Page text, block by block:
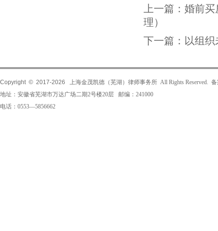
上一篇： 婚前买
理）
下一篇： 以组
Copyright © 2017-2026
上海金茂凯德（芜湖）律师事务所 All Rights Reserved.
地址：安徽省芜湖市万达广场二期2号楼20层 邮编：241000
电话：0553—5856662